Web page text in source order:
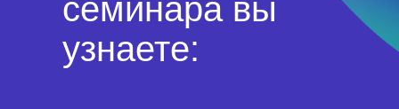
семинара вы
узнаете: